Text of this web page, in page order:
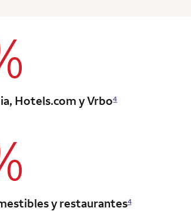
2 Onkey+ card
Hotels.com y Vrbo4
2 Onkey+ card
y restaurantes4